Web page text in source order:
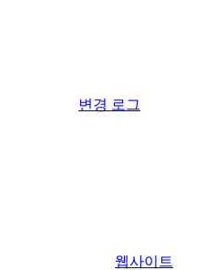
변경 로그
웹사이트